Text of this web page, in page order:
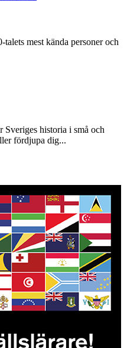
mest kända personer och
Sveriges historia i små och
fördjupa dig...